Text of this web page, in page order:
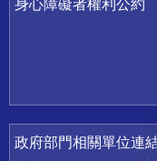
身心障礙者權利公約
政府部門相關單位連